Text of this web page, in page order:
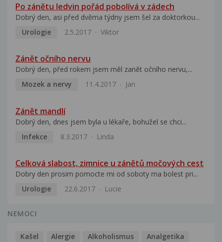
Po zánětu ledvin pořád pobolívá v zádech
Dobrý den, asi před dvěma týdny jsem šel za doktorkou...
Urologie
2.5.2017 Viktor
Zánět očního nervu
Dobrý den, před rokem jsem měl zanět očního nervu,...
Mozek a nervy
11.4.2017 Jan
Zánět mandlí
Dobrý den, dnes jsem byla u lékaře, bohužel se chci...
Infekce
8.3.2017 Linda
Celková slabost, zimnice u zánětů močových cest
Dobry den prosim pomocte mi od soboty ma bolest pri...
Urologie
22.6.2017 Lucie
NEMOCI
Kašel Alergie Alkoholismus
Analgetika